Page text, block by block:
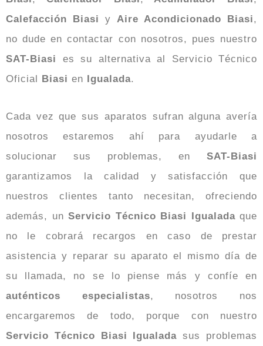
Calefacción Biasi
y Aire Acondicionado Biasi,
no dude en contactar con nosotros, pues nuestro
SAT-Biasi
es su alternativa al Servicio Técnico
Oficial Biasi en Igualada.
Cada vez que sus aparatos sufran alguna avería
nosotros estaremos ahí para ayudarle a
solucionar sus problemas, en SAT-Biasi
garantizamos la calidad y satisfacción que
nuestros clientes tanto necesitan, ofreciendo
además, un Servicio Técnico Biasi Igualadaque
no le cobrará recargos en caso de prestar
asistencia y reparar su aparato el mismo día de
su llamada, no se lo piense más y confíe en
auténticos especialistas, nosotros nos
encargaremos de todo, porque con nuestro
Servicio Técnico Biasi Igualada sus problemas